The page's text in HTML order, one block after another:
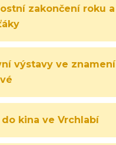
zakončení roku a
výstavy ve
kina ve Vrchlabí